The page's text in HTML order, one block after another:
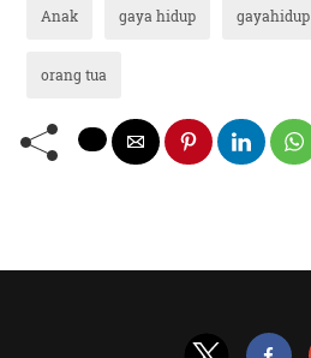
Anak gaya hidup gayahidup
orang tua